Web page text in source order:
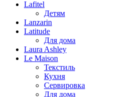
Lafitel
Детям
Lanzarin
Latitude
Для дома
Laura Ashley
Le Maison
Текстиль
Кухня
Сервировка
Для дома